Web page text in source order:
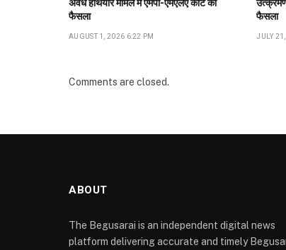
अवैध हथियार मामले में एमपी-एमएलए कोर्ट का
फैसला
AUGUST 1, 2026 6:22 PM
उत्क्रमण
फैसला
JULY
Comments are closed.
ABOUT
The Begusarai is an independent digital news
platform delivering accurate and timely